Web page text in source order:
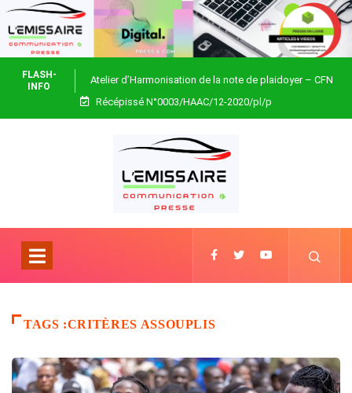
FLASH-
INFO
Atelier d’Harmonisation de la note de plaidoyer – CFN
Togo
Récépissé N°0003/HAAC/12-2020/pl/p
TAGS :CRITÈRES ASSOUPLIS